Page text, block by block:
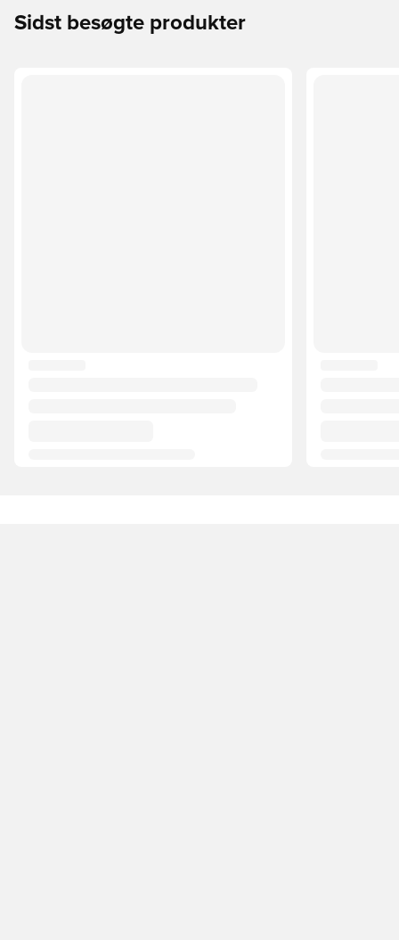
Sidst besøgte produkter